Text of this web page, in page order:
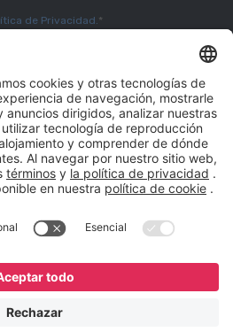
de Privacidad.*
Português